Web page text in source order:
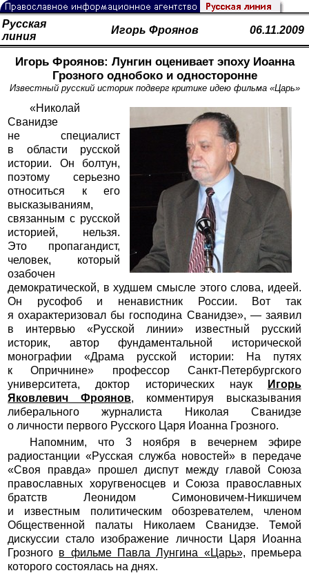
Русская
линия
Игорь Фроянов 06.11.2009
Игорь Фроянов: Лунгин оценивает эпоху Иоанна
Грозного однобоко и односторонне
Известный русский историк подверг критике идею фильма «Царь»
«Николай
Сванидзе
не специалист
в области русской
истории. Он болтун,
поэтому серьезно
относиться к его
высказываниям,
связанным с русской
историей, нельзя.
Это пропагандист,
человек, который
озабочен
демократической, в худшем смысле этого слова, идеей.
Он русофоб и ненавистник России. Вот так
я охарактеризовал бы господина Сванидзе», — заявил
в интервью «Русской линии» известный русский
историк, автор фундаментальной исторической
монографии «Драма русской истории: На путях
к Опричнине» профессор Санкт-Петербургского
университета, доктор исторических наук
Игорь
Яковлевич Фроянов, комментируя высказывания
либерального журналиста Николая Сванидзе
о личности первого Русского Царя Иоанна Грозного.
Напомним, что 3 ноября в вечернем эфире
радиостанции «Русская служба новостей» в передаче
«Своя правда» прошел диспут между главой Союза
православных хоругвеносцев и Союза православных
братств Леонидом Симоновичем-Никшичем
и известным политическим обозревателем, членом
Общественной палаты Николаем Сванидзе. Темой
дискуссии стало изображение личности Царя Иоанна
Грозного в фильме Павла Лунгина «Царь», премьера
которого состоялась на днях.